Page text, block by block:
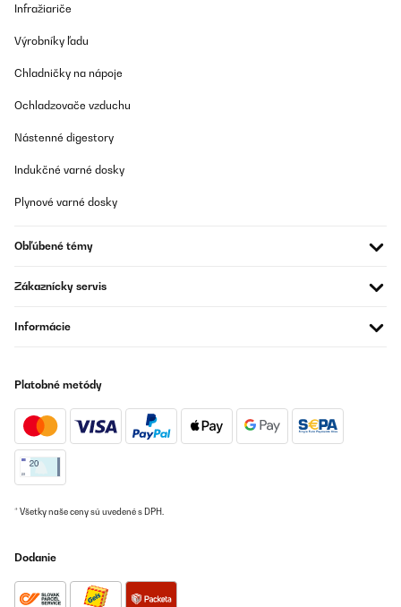
Infražiariče
Výrobníky ľadu
Chladničky na nápoje
Ochladzovače vzduchu
Nástenné digestory
Indukčné varné dosky
Plynové varné dosky
Obľúbené témy
Zákaznícky servis
Informácie
Platobné metódy
* Všetky naše ceny sú uvedené s DPH.
Dodanie